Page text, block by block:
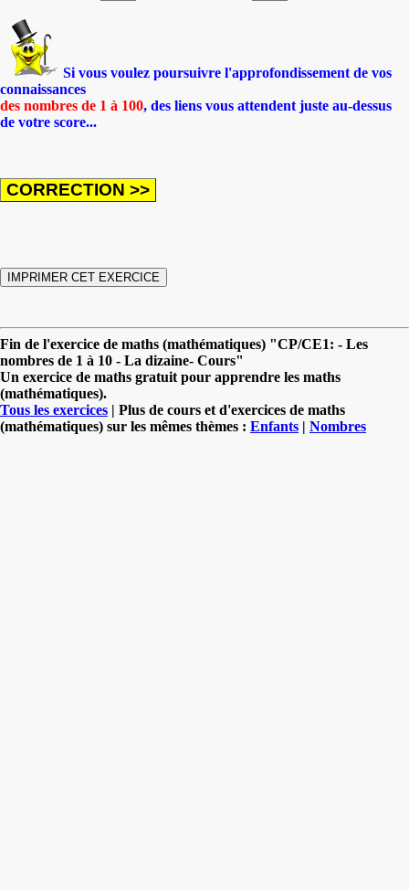
Si vous voulez poursuivre l'approfondissement de vos
connaissances
des nombres de 1 à 100, des liens vous attendent juste au-dessus
de votre score...
Fin de l'exercice de maths (mathématiques) "CP/CE1: - Les
nombres de 1 à 10 - La dizaine- Cours"
Un exercice de maths gratuit pour apprendre les maths
(mathématiques).
Tous les exercices | Plus de cours et d'exercices de maths
(mathématiques) sur les mêmes thèmes : Enfants | Nombres